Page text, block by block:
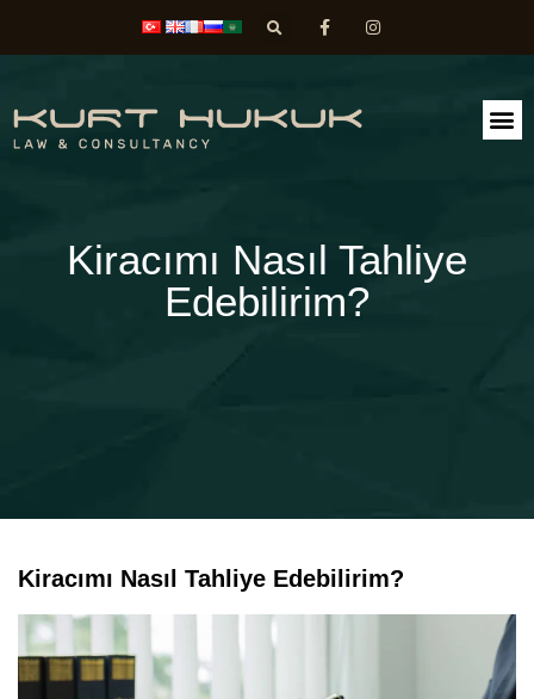
Kiracımı Nasıl Tahliye
Edebilirim?
Kiracımı Nasıl Tahliye Edebilirim?